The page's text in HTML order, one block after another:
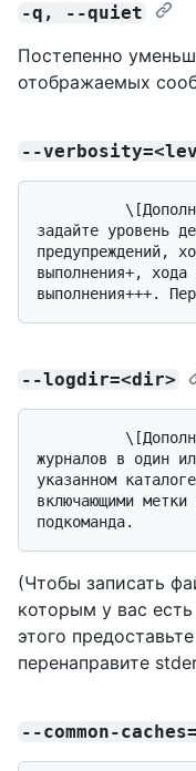
-q, --quiet
Постепенно
отображаемых
--
задайте уровень
предупреждений,
выполнения+, хода
--logdir=<dir>
журналов в один
указанном
включающими
(Чтобы записать
которым у вас
этого предоставьте
перенаправите
--common-